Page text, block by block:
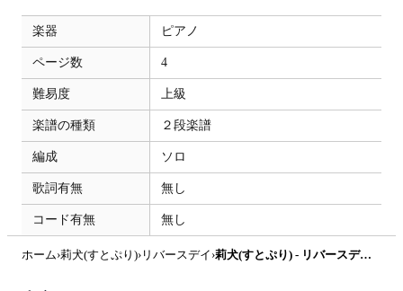
楽器 ピアノ
ページ数 4
難易度 上級
楽譜の種類 ２段楽譜
編成 ソロ
歌詞有無 無し
コード有無 無し
ホーム›莉犬(すとぷり)› リバースデイ › 莉犬(すとぷり) - リバースデイ (ピアノソロ譜) by 萌や氏